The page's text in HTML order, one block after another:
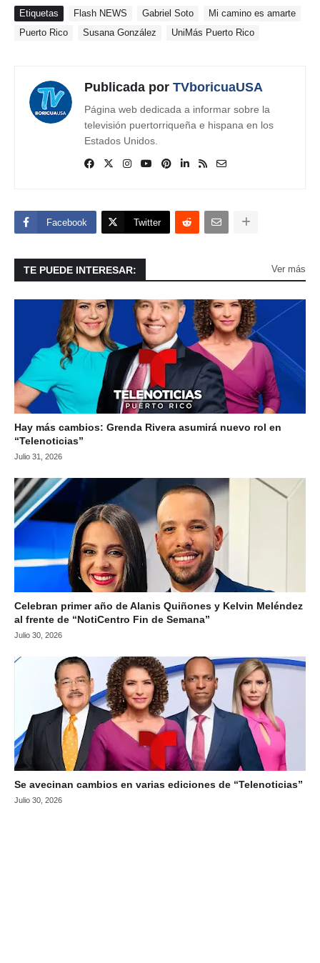
Etiquetas Flash NEWS Gabriel Soto
Mi camino es amarte
Puerto Rico
Susana González UniMás Puerto Rico
Publicada por TVboricuaUSA
Página web dedicada a informar sobre la
televisión puertorriqueña e hispana en los
Estados Unidos.
Facebook Twitter
TE PUEDE INTERESAR: Ver más
Hay más cambios: Grenda Rivera asumirá nuevo rol en
“Telenoticias”
Julio 31, 2026
Celebran primer año de Alanis Quiñones y Kelvin Meléndez
al frente de “NotiCentro Fin de Semana”
Julio 30, 2026
Se avecinan cambios en varias ediciones de “Telenoticias”
Julio 30, 2026